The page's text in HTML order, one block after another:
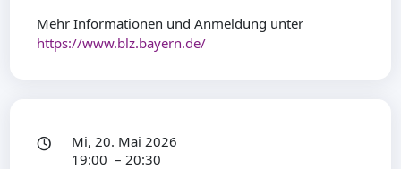
Mehr Informationen und Anmeldung unter
https://www.blz.bayern.de/
Mi, 20. Mai 2026
19:00 – 20:30